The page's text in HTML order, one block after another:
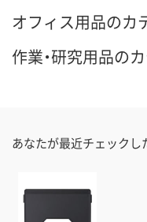
オフィス用品のカ
作業・研究用品の
あなたが最近チェックし